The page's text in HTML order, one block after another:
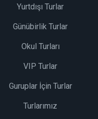
Yurtdışı Turlar
Günübirlik Turlar
Okul Turları
VIP Turlar
Guruplar İçin Turlar
Turlarımız